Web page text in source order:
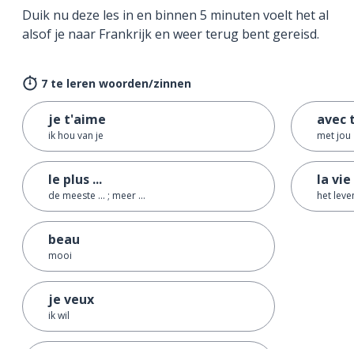
Duik nu deze les in en binnen 5 minuten voelt het al
alsof je naar Frankrijk en weer terug bent gereisd.
7 te leren woorden/zinnen
je t'aime
ik hou van je
le plus ...
de meeste ... ; meer ...
beau
mooi
je veux
ik wil
avec
met jou
la vie
het